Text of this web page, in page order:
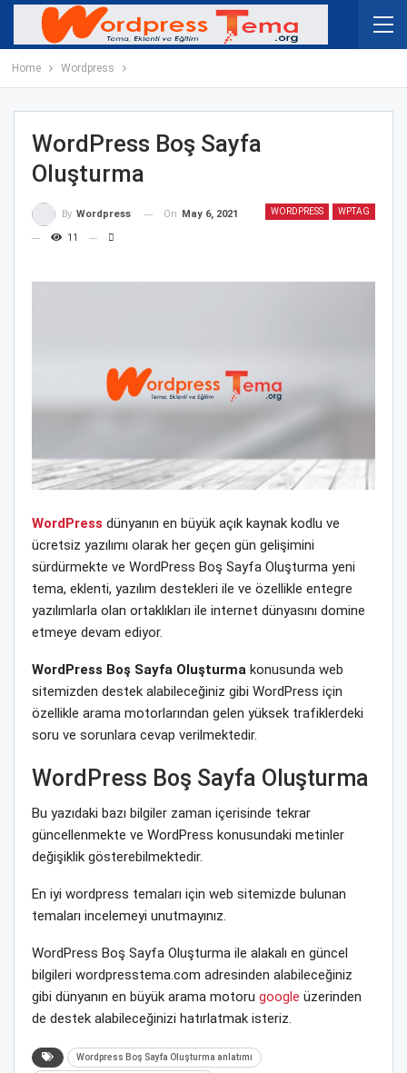
Home Wordpress
WordPress Boş Sayfa
Oluşturma
WORDPRESS WPTAG
By Wordpress On May 6, 2021
11
WordPress dünyanın en büyük açık kaynak kodlu ve
ücretsiz yazılımı olarak her geçen gün gelişimini
sürdürmekte ve WordPress Boş Sayfa Oluşturma yeni
tema, eklenti, yazılım destekleri ile ve özellikle entegre
yazılımlarla olan ortaklıkları ile internet dünyasını domine
etmeye devam ediyor.
WordPress Boş Sayfa Oluşturma konusunda web
sitemizden destek alabileceğiniz gibi WordPress için
özellikle arama motorlarından gelen yüksek trafiklerdeki
soru ve sorunlara cevap verilmektedir.
WordPress Boş Sayfa Oluşturma
Bu yazıdaki bazı bilgiler zaman içerisinde tekrar
güncellenmekte ve WordPress konusundaki metinler
değişiklik gösterebilmektedir.
En iyi wordpress temaları için web sitemizde bulunan
temaları incelemeyi unutmayınız.
WordPress Boş Sayfa Oluşturma ile alakalı en güncel
bilgileri wordpresstema.com adresinden alabileceğiniz
gibi dünyanın en büyük arama motoru google üzerinden
de destek alabileceğinizi hatırlatmak isteriz.
Wordpress Boş Sayfa Oluşturma anlatımı